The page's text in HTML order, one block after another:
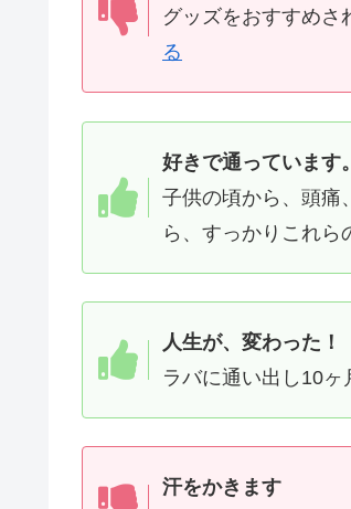
グッズをおすすめ
る
好きで通っています。
子供の頃から、頭痛
ら、すっかりこれ
人生が、変わった！
ラバに通い出し10
汗をかきます